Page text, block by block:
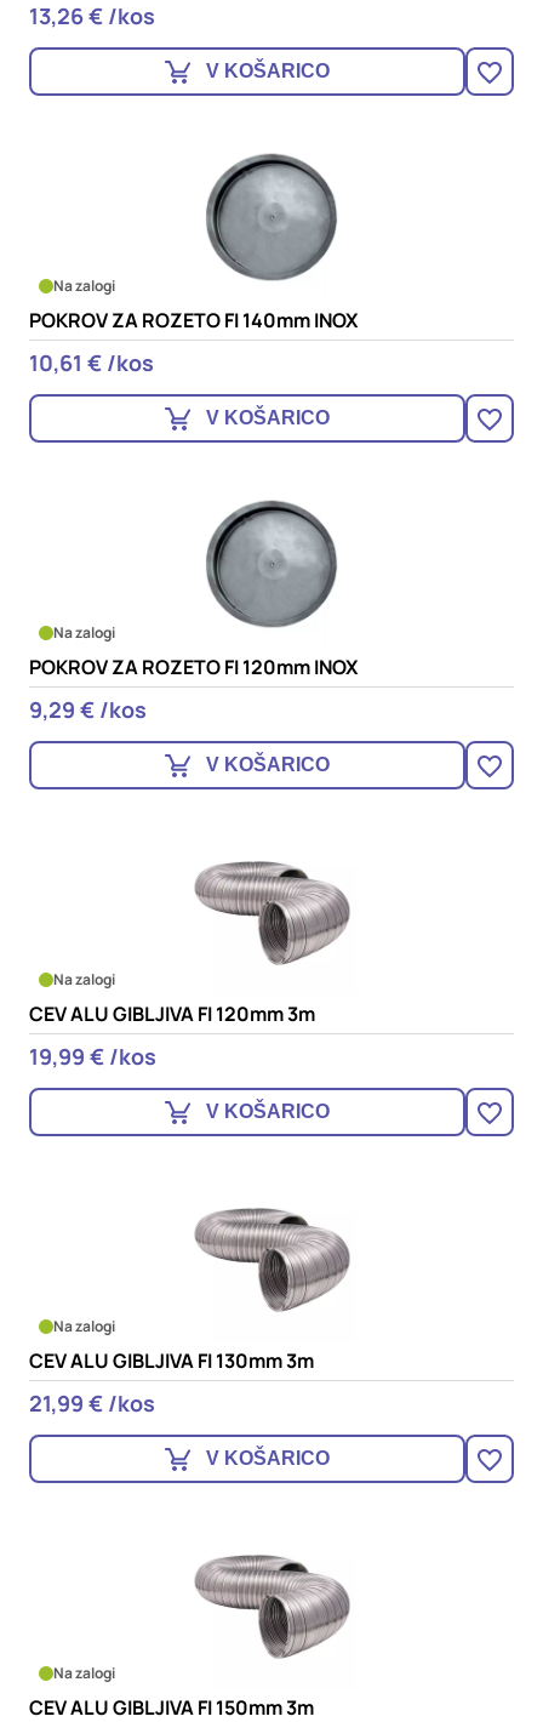
13,26 € /kos
V KOŠARICO
Na zalogi
POKROV ZA ROZETO FI 140mm INOX
10,61 € /kos
V KOŠARICO
Na zalogi
POKROV ZA ROZETO FI 120mm INOX
9,29 € /kos
V KOŠARICO
Na zalogi
CEV ALU GIBLJIVA FI 120mm 3m
19,99 € /kos
V KOŠARICO
Na zalogi
CEV ALU GIBLJIVA FI 130mm 3m
21,99 € /kos
V KOŠARICO
Na zalogi
CEV ALU GIBLJIVA FI 150mm 3m